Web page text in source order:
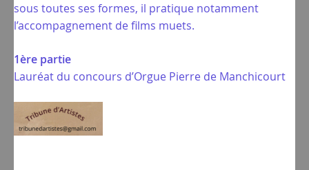
sous toutes ses formes, il pratique notamment
l’accompagnement de films muets.
1ère partie
Lauréat du concours d’Orgue Pierre de Manchicourt